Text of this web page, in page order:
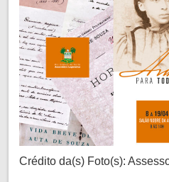
Crédito da(s) Foto(s):